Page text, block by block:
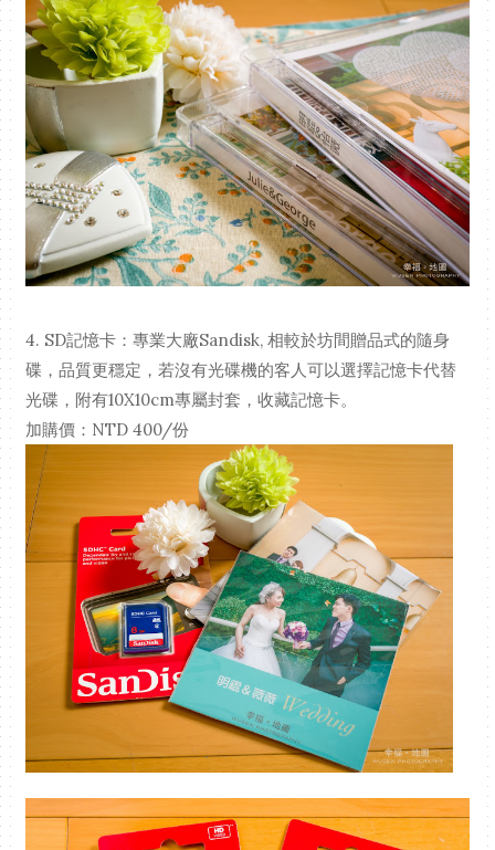
4. SD記憶卡：專業大廠Sandisk, 相較於坊間贈品式的隨身
碟，品質更穩定，若沒有光碟機的客人可以選擇記憶卡代替
光碟，附有10X10cm專屬封套，收藏記憶卡。
加購價：NTD 400/份